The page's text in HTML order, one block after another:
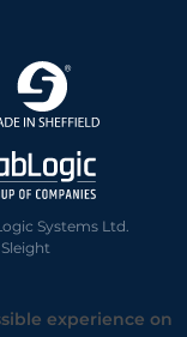
Systems Ltd.
experience on